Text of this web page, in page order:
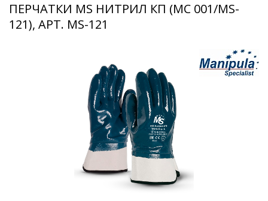
ПЕРЧАТКИ MS НИТРИЛ КП (MC 001/MS-
121), АРТ. MS-121